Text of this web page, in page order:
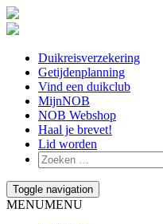
Duikreisverzekering
Getijdenplanning
Vind een duikclub
MijnNOB
NOB Webshop
Haal je brevet!
Lid worden
Toggle navigation
MENUMENU